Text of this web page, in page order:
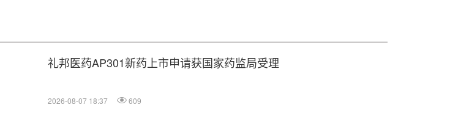
礼邦医药AP301新药上市申请获国家药监局受理
2026-08-07 18:37 609